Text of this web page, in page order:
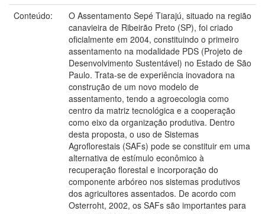
Conteúdo:
O Assentamento Sepé Tiarajú, situado na região
canavieira de Ribeirão Preto (SP), foi criado
oficialmente em 2004, constituindo o primeiro
assentamento na modalidade PDS (Projeto de
Desenvolvimento Sustentável) no Estado de São
Paulo. Trata-se de experiência inovadora na
construção de um novo modelo de
assentamento, tendo a agroecologia como
centro da matriz tecnológica e a cooperação
como eixo da organização produtiva. Dentro
desta proposta, o uso de Sistemas
Agroflorestais (SAFs) pode se constituir em uma
alternativa de estímulo econômico à
recuperação florestal e incorporação do
componente arbóreo nos sistemas produtivos
dos agricultores assentados. De acordo com
Osterroht, 2002, os SAFs são importantes para